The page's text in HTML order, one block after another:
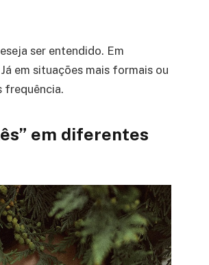
ser entendido. Em
em situações mais formais ou
frequência.
em diferentes